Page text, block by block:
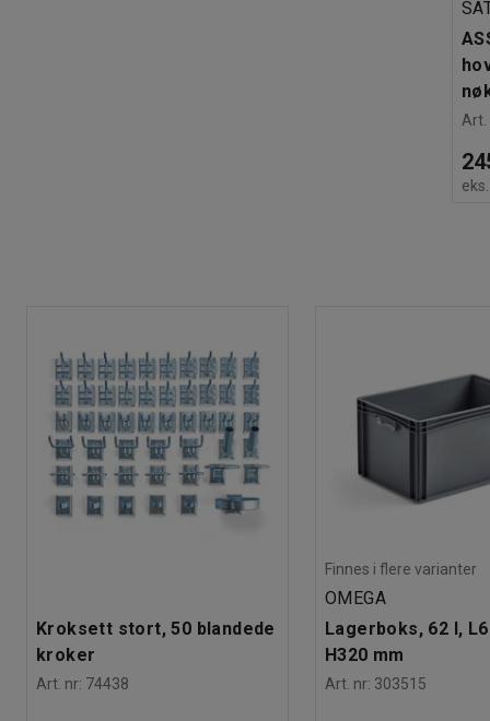
Art.
Kroksett stort, 50 blandede
kroker
Art. nr: 74438
Finnes i flere varianter
OMEGA
Lagerboks, 62 l,
H320 mm
Art. nr: 303515